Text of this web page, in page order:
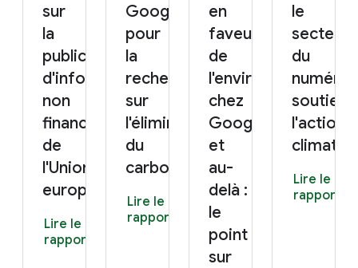
sur
la
publication
d'informations
non
financières
de
l'Union
européenne)
Lire le
rapport
Google
pour
la
recherche
sur
l'élimination
du
carbone
Lire le
rapport
en
faveur
de
l'environnement
chez
Google
et
au-
delà :
le
point
sur
le
secteur
du
soutient
l'action
Lire le
rapport